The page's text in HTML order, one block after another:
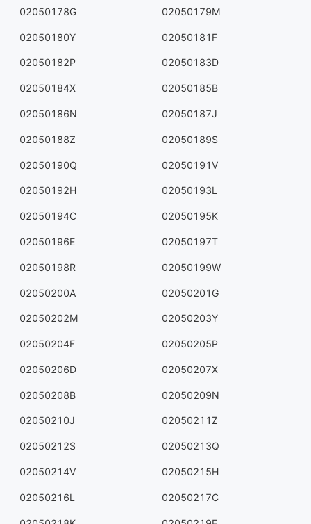
02050178G 02050179M
02050180Y 02050181F
02050182P 02050183D
02050184X 02050185B
02050186N 02050187J
02050188Z 02050189S
02050190Q 02050191V
02050192H 02050193L
02050194C 02050195K
02050196E 02050197T
02050198R 02050199W
02050200A 02050201G
02050202M 02050203Y
02050204F 02050205P
02050206D 02050207X
02050208B 02050209N
02050210J 02050211Z
02050212S 02050213Q
02050214V 02050215H
02050216L 02050217C